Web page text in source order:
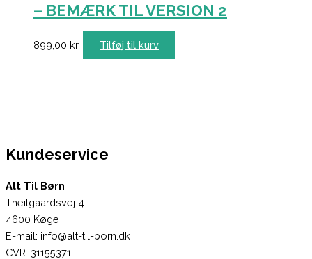
– BEMÆRK TIL VERSION 2
899,00 kr. Tilføj til kurv
Kundeservice
Alt Til Børn
Theilgaardsvej 4
4600 Køge
E-mail: info@alt-til-born.dk
CVR. 31155371